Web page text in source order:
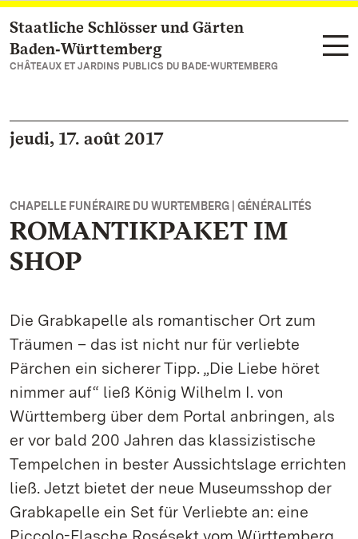
Vers la page d’accueil
Staatliche Schlösser und Gärten
Baden‑Württemberg
CHÂTEAUX ET JARDINS PUBLICS DU BADE-WURTEMBERG
jeudi, 17. août 2017
CHAPELLE FUNÉRAIRE DU WURTEMBERG | GÉNÉRALITÉS
ROMANTIKPAKET IM
SHOP
Die Grabkapelle als romantischer Ort zum
Träumen – das ist nicht nur für verliebte
Pärchen ein sicherer Tipp. „Die Liebe höret
nimmer auf“ ließ König Wilhelm I. von
Württemberg über dem Portal anbringen, als
er vor bald 200 Jahren das klassizistische
Tempelchen in bester Aussichtslage errichten
ließ. Jetzt bietet der neue Museumsshop der
Grabkapelle ein Set für Verliebte an: eine